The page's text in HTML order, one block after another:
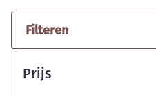
Filteren
Prijs